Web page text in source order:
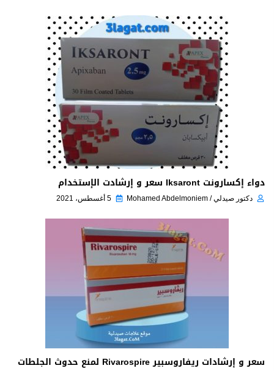
دواء إكسارونت Iksaront سعر و إرشادت الإستخدام
دكتور صيدلي / Mohamed Abdelmoniem 5 أغسطس، 2021
سعر و إرشادات ريفاروسبير Rivarospire لمنع حدوث الجلطات